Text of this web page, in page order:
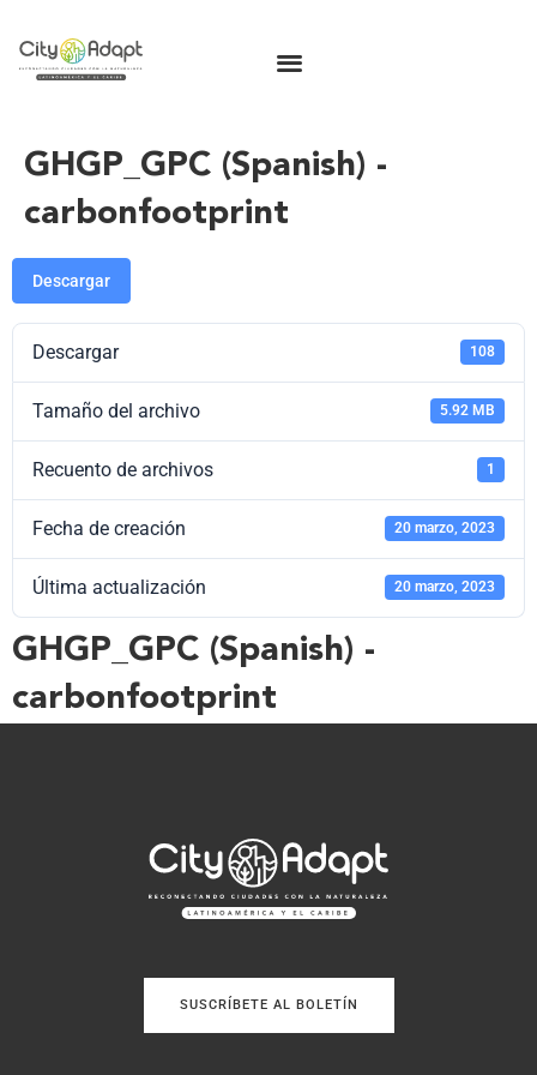
GHGP_GPC (Spanish) -
carbonfootprint
Descargar
Descargar 108
Tamaño del archivo 5.92 MB
Recuento de archivos 1
Fecha de creación 20 marzo, 2023
Última actualización 20 marzo, 2023
GHGP_GPC (Spanish) -
carbonfootprint
SUSCRÍBETE AL BOLETÍN